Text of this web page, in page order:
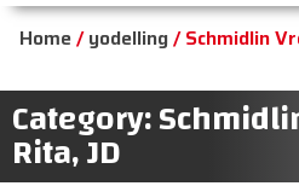
Home/yodelling/ Schmidlin
Category:
Rita, JD